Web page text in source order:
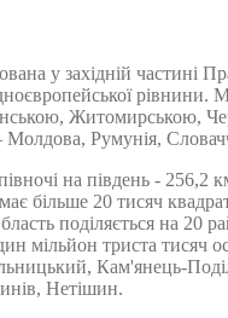
у західній частині
Житомирською,
Румунія,
на південь - 256,2
більше 20 тисяч
поділяється на 20
мільйон триста тисяч
Кам'янець-
Нетішин.